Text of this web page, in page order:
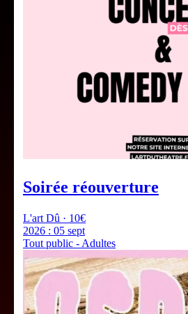
Soirée réouverture
L'art Dû · 10€
2026 : 05 sept
Tout public - Adultes